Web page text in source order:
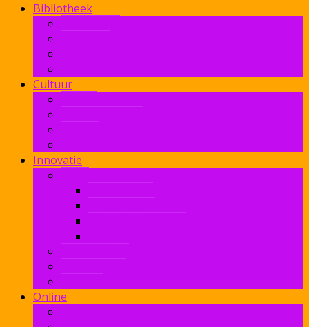
Bibliotheek
Cultuur
Innovatie
Online